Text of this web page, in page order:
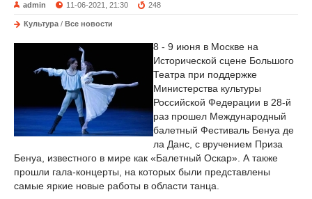
admin 11-06-2021, 21:30 248
Культура / Все новости
8 - 9 июня в Москве на
Исторической сцене Большого
Театра при поддержке
Министерства культуры
Российской Федерации в 28-й
раз прошел Международный
балетный Фестиваль Бенуа де
ла Данс, с вручением Приза
Бенуа, известного в мире как «Балетный Оскар». А также
прошли гала-концерты, на которых были представлены
самые яркие новые работы в области танца.